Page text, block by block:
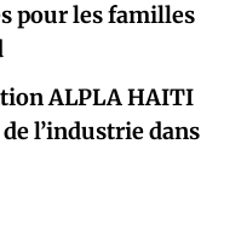
pour les familles
ALPLA HAITI
l’industrie dans